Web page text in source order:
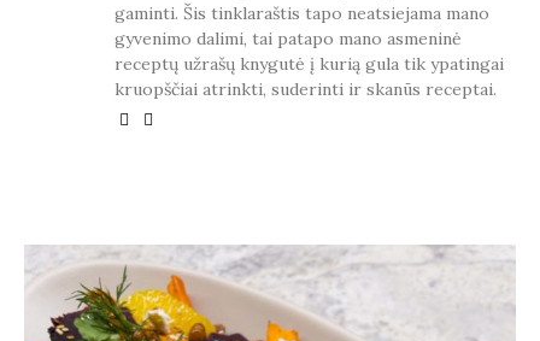
gaminti. Šis tinklaraštis tapo neatsiejama mano
gyvenimo dalimi, tai patapo mano asmeninė
receptų užrašų knygutė į kurią gula tik ypatingai
kruopščiai atrinkti, suderinti ir skanūs receptai.